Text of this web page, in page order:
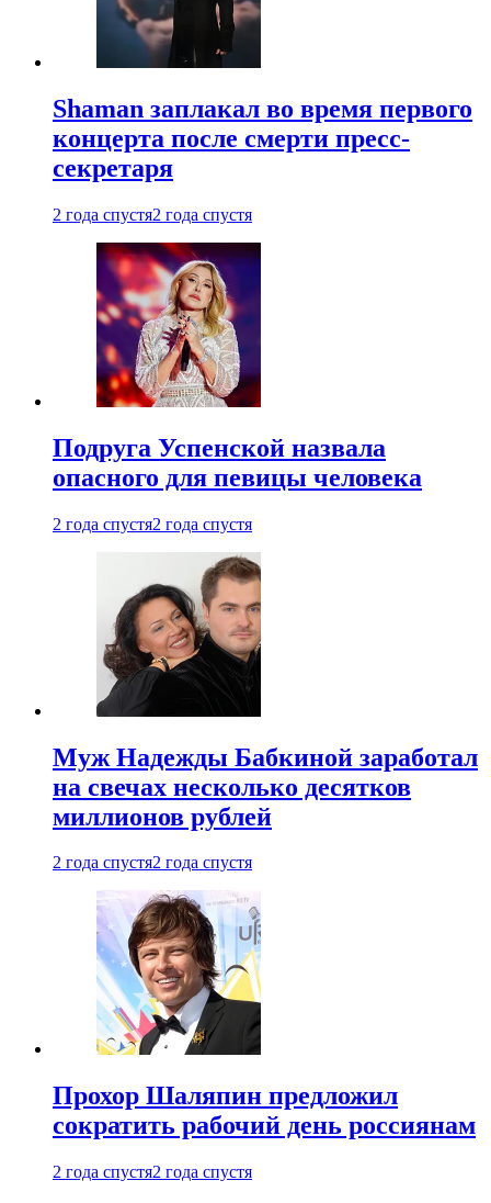
Shaman заплакал во время первого
концерта после смерти пресс-
секретаря
2 года спустя2 года спустя
Подруга Успенской назвала
опасного для певицы человека
2 года спустя2 года спустя
Муж Надежды Бабкиной заработал
на свечах несколько десятков
миллионов рублей
2 года спустя2 года спустя
Прохор Шаляпин предложил
сократить рабочий день россиянам
2 года спустя2 года спустя